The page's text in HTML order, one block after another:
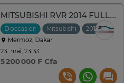
MITSUBISHI RVR 2014 FULL OPTION
D'occasion Mitsubishi 2014
Mermoz, Dakar
23. mai, 23:33
5 200 000 F Cfa